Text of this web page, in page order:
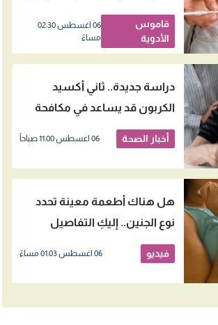
النساء
قاموس
الأدوية
06 اغسطس 02:30
مساءً
دراسة جديدة.. ثاني أكسيد
الكربون قد يساعد في مكافحة
الزهايمر
أخبار الصحة 06 اغسطس 11:00 صباحاً
هل هناك أطعمة معينة تحدد
نوع الجنين.. إليكِ التفاصيل
فيديو 06 اغسطس 01:03 مساءً